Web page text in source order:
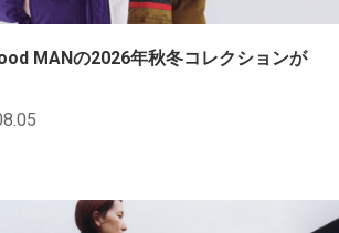
MANの2026年秋冬コレクションが